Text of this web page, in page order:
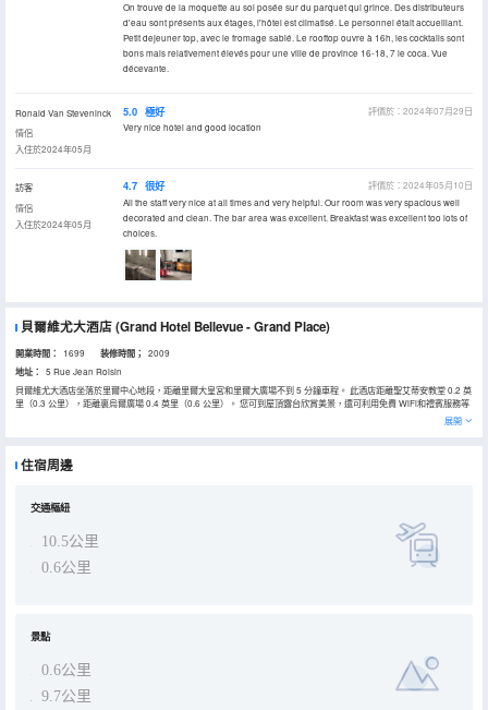
On trouve de la moquette au sol posée sur du parquet qui grince. Des distributeurs
d'eau sont présents aux étages, l'hôtel est climatisé. Le personnel était accueillant.
Petit dejeuner top, avec le fromage sablé. Le rooftop ouvre à 16h, les cocktails sont
bons mais relativement élevés pour une ville de province 16-18, 7 le coca. Vue
décevante.
Ronald Van Steveninck
情侶
入住於2024年05月
5.0 極好
評價於：2024年07月29日
Very nice hotel and good location
訪客
情侶
入住於2024年05月
4.7 很好
評價於：2024年05月10日
All the staff very nice at all times and very helpful. Our room was very spacious well
decorated and clean. The bar area was excellent. Breakfast was excellent too lots of
choices.
貝爾維尤大酒店(Grand Hotel Bellevue - Grand Place)
開業時間： 1699 装修時間； 2009
地址：
5 Rue Jean Roisin
貝爾維尤大酒店坐落於里爾中心地段，距離里爾大皇宮和里爾大廣場不到 5 分鐘車程。 此酒店距離聖艾蒂安教堂 0.2 英
里（0.3 公里），距離裏烏爾廣場 0.4 英里（0.6 公里）。 您可到屋頂露台欣賞美景，還可利用免費 WiFi和禮賓服務等
服務和設施。 您可享受酒店的部分時段客房送餐服務。這裏有 2 間酒吧/酒廊供您選擇，可以喝一杯，放鬆一下。每天
07:00 至 10:30 提供收費的自助式早餐。LOCALIZE 特色服務/設施包括乾洗/洗衣服務、24 小時前台服務和多語言服
數碼頻道可滿足您的娛樂需求。私人浴室提供吹風機和牙刷和牙膏。便利設施包括可存放筆記本電腦的保險箱和書桌，
展開
住宿周邊
交通樞紐
10.5公里
0.6公里
景點
0.6公里
9.7公里